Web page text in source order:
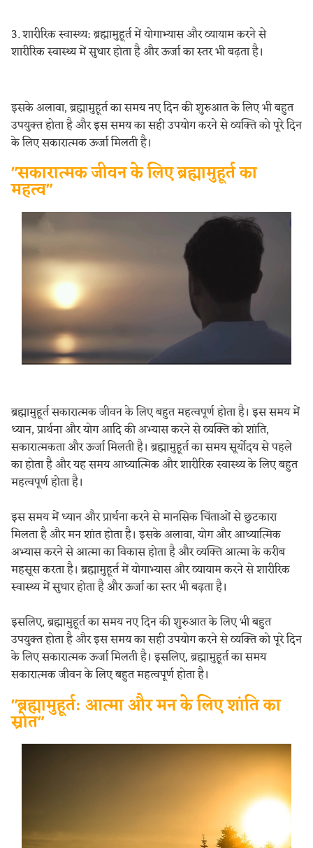
3. शारीरिक स्वास्थ्य: ब्रह्मामुहूर्त में योगाभ्यास और व्यायाम करने से
शारीरिक स्वास्थ्य में सुधार होता है और ऊर्जा का स्तर भी बढ़ता है।
इसके अलावा, ब्रह्मामुहूर्त का समय नए दिन की शुरुआत के लिए भी बहुत
उपयुक्त होता है और इस समय का सही उपयोग करने से व्यक्ति को पूरे दिन
के लिए सकारात्मक ऊर्जा मिलती है।
"सकारात्मक जीवन के लिए ब्रह्मामुहूर्त का
महत्व"
ब्रह्मामुहूर्त सकारात्मक जीवन के लिए बहुत महत्वपूर्ण होता है। इस समय में
ध्यान, प्रार्थना और योग आदि की अभ्यास करने से व्यक्ति को शांति,
सकारात्मकता और ऊर्जा मिलती है। ब्रह्मामुहूर्त का समय सूर्योदय से पहले
का होता है और यह समय आध्यात्मिक और शारीरिक स्वास्थ्य के लिए बहुत
महत्वपूर्ण होता है।
इस समय में ध्यान और प्रार्थना करने से मानसिक चिंताओं से छुटकारा
मिलता है और मन शांत होता है। इसके अलावा, योग और आध्यात्मिक
अभ्यास करने से आत्मा का विकास होता है और व्यक्ति आत्मा के करीब
महसूस करता है। ब्रह्मामुहूर्त में योगाभ्यास और व्यायाम करने से शारीरिक
स्वास्थ्य में सुधार होता है और ऊर्जा का स्तर भी बढ़ता है।
इसलिए, ब्रह्मामुहूर्त का समय नए दिन की शुरुआत के लिए भी बहुत
उपयुक्त होता है और इस समय का सही उपयोग करने से व्यक्ति को पूरे दिन
के लिए सकारात्मक ऊर्जा मिलती है। इसलिए, ब्रह्मामुहूर्त का समय
सकारात्मक जीवन के लिए बहुत महत्वपूर्ण होता है।
"ब्रह्मामुहूर्त: आत्मा और मन के लिए शांति का
स्रोत"